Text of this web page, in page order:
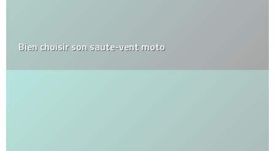
Bien choisir son saute-vent moto